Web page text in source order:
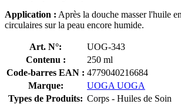
Application : Après la douche masser l'huile
circulaires sur la peau encore humide.
Art. N°:
UOG-343
Contenu :
250 ml
Code-barres EAN : 4779040216684
Marque:
UOGA UOGA
Types de Produits: Corps - Huiles de Soin